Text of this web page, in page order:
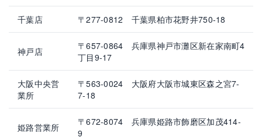
千葉店 〒277-0812 千葉県柏市花野井750-18
神戸店
〒657-0864 兵庫県神戸市灘区新在家南町4
丁目9-17
大阪中央営
業所
〒563-0024 大阪府大阪市城東区森之宮7-
7-18
姫路営業所
〒672-8074 兵庫県姫路市飾磨区加茂414-
9